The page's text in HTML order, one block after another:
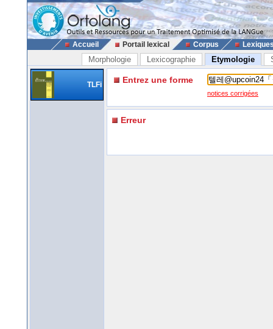
Accueil Portail lexical Corpus
Morphologie Lexicographie Etymologie
TLFi Entrez une forme
notices corrigées
Erreur